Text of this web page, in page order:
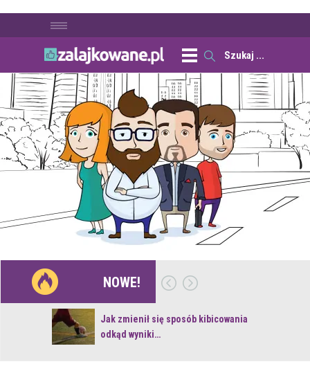
NOWE!
Jak zmienił się sposób kibicowania
odkąd wyniki…